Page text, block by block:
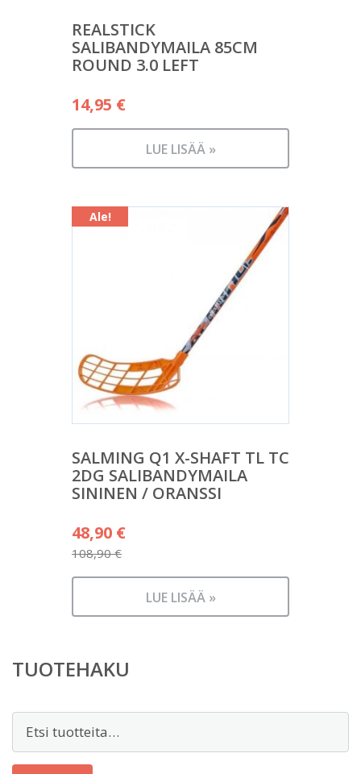
REALSTICK
SALIBANDYMAILA 85CM
ROUND 3.0 LEFT
14,95 €
LUE LISÄÄ »
Ale!
SALMING Q1 X-SHAFT TL TC
2DG SALIBANDYMAILA
SININEN / ORANSSI
108,90€
Alkuperäinen
hinta
oli:
48,90 €
Nykyinen
on:
LUE LISÄÄ »
TUOTEHAKU
Etsi: